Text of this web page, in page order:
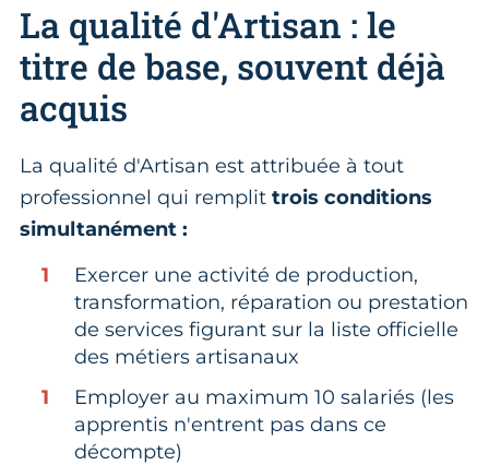
La qualité d'Artisan : le
titre de base, souvent déjà
acquis
La qualité d'Artisan est attribuée à tout
professionnel qui remplit trois conditions
simultanément :
Exercer une activité de production,
transformation, réparation ou prestation
de services figurant sur la liste officielle
des métiers artisanaux
Employer au maximum 10 salariés (les
apprentis n'entrent pas dans ce
décompte)